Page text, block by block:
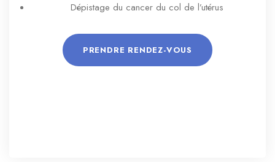
Dépistage du cancer du col de l’utérus
PRENDRE RENDEZ-VOUS